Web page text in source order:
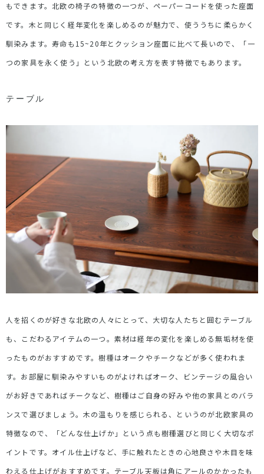
もできます。北欧の椅子の特徴の一つが、ペーパーコードを使った座面
です。木と同じく経年変化を楽しめるのが魅力で、使ううちに柔らかく
馴染みます。寿命も 15~20年とクッション座面に比べて長いので、「一
つの家具を永く使う」という北欧の考え方を表す特徴でもあります。
テーブル
人を招くのが好きな北欧の人々にとって、大切な人たちと囲むテーブル
も、こだわるアイテムの一つ。素材は経年の変化を楽しめる無垢材を使
ったものがおすすめです。樹種はオークやチークなどが多く使われま
す。お部屋に馴染みやすいものがよければオーク、ビンテージの風合い
がお好きであればチークなど、樹種はご自身の好みや他の家具とのバラ
ンスで選びましょう。木の温もりを感じられる、というのが北欧家具の
特徴なので、「どんな仕上げか」という点も樹種選びと同じく大切なポ
イントです。オイル仕上げなど、手に触れたときの心地良さや木目を味
わえる仕上げがおすすめです。テーブル天板は角にアールのかかったも